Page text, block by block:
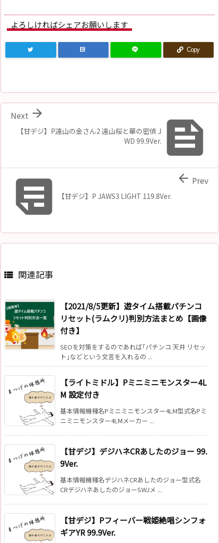
よろしければシェアお願いします
B! Copy

【甘デジ】P遠山の金さん2 遠山桜と華の密偵 J
WD 99.9Ver.

Next
 【甘デジ】P JAWS3 LIGHT 119.8Ver.
 Prev
 関連記事
【2021/8/5更新】遊タイム搭載パチンコ
リセット(ラムクリ)判別方法まとめ【画像
付き】
SEOを対策をするのであれば｢パチンコ 天井 リセッ
ト｣などという文言を入れるの ...
【ライトミドル】Pミニミニモンスター4L
M 設定付き
基本情報機種名Pミニミニモンスター4LM型式名Pミ
ニミニモンスター4LMメーカー ...
【甘デジ】デジハネCRあしたのジョー 99.
9Ver.
基本情報機種名デジハネCRあしたのジョー型式名
CRデジハネあしたのジョーSWJメ ...
【甘デジ】Pフィーバー戦姫絶唱シンフォ
ギアYR 99.9Ver.